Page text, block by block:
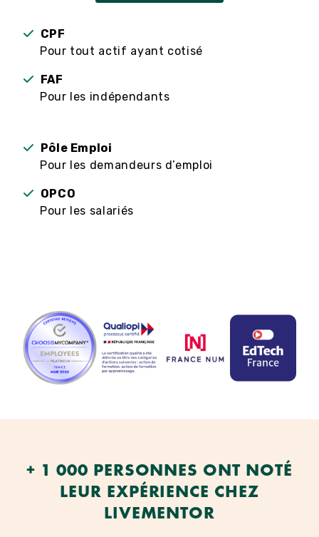
CPF
Pour tout actif ayant cotisé
FAF
Pour les indépendants
Pôle Emploi
Pour les demandeurs d’emploi
OPCO
Pour les salariés
+ 1 000 PERSONNES ONT NOTÉ
LEUR EXPÉRIENCE CHEZ
LIVEMENTOR